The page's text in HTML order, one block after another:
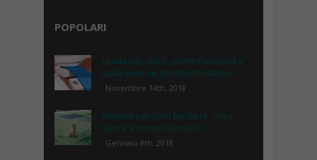
POPOLARI
Lipolaser, cos’è, come funziona e
quali sono le controindicazioni
Novembre 14th, 2018
Recinto per cani fai da te, cosa
serve e come costruirlo
Gennaio 8th, 2018